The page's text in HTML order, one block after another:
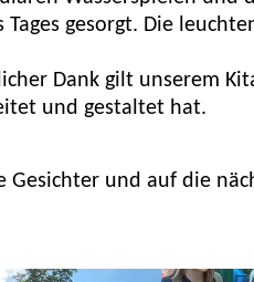
gesorgt. Die
Dank gilt unserem
und gestaltet hat.
und auf die